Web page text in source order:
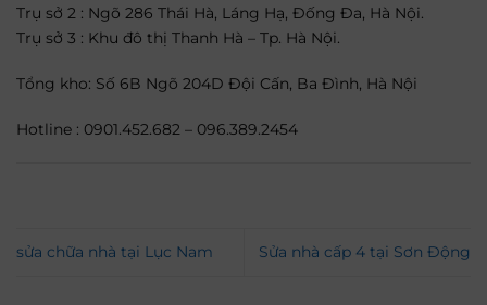
Trụ sở 2 : Ngõ 286 Thái Hà, Láng Hạ, Đống Đa, Hà Nội.
Trụ sở 3 : Khu đô thị Thanh Hà – Tp. Hà Nội.
Tổng kho: Số 6B Ngõ 204D Đội Cấn, Ba Đình, Hà Nội
Hotline : 0901.452.682 – 096.389.2454
sửa chữa nhà tại Lục Nam Sửa nhà cấp 4 tại Sơn Động